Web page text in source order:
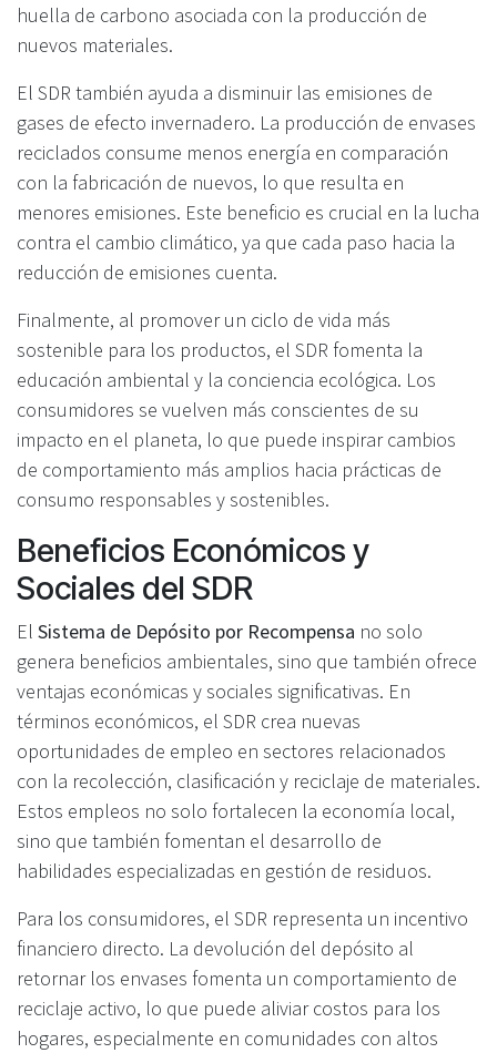
huella de carbono asociada con la producción de
nuevos materiales.
El SDR también ayuda a disminuir las emisiones de
gases de efecto invernadero. La producción de envases
reciclados consume menos energía en comparación
con la fabricación de nuevos, lo que resulta en
menores emisiones. Este beneficio es crucial en la lucha
contra el cambio climático, ya que cada paso hacia la
reducción de emisiones cuenta.
Finalmente, al promover un ciclo de vida más
sostenible para los productos, el SDR fomenta la
educación ambiental y la conciencia ecológica. Los
consumidores se vuelven más conscientes de su
impacto en el planeta, lo que puede inspirar cambios
de comportamiento más amplios hacia prácticas de
consumo responsables y sostenibles.
Beneficios Económicos y
Sociales del SDR
El Sistema de Depósito por Recompensa no solo
genera beneficios ambientales, sino que también ofrece
ventajas económicas y sociales significativas. En
términos económicos, el SDR crea nuevas
oportunidades de empleo en sectores relacionados
con la recolección, clasificación y reciclaje de materiales.
Estos empleos no solo fortalecen la economía local,
sino que también fomentan el desarrollo de
habilidades especializadas en gestión de residuos.
Para los consumidores, el SDR representa un incentivo
financiero directo. La devolución del depósito al
retornar los envases fomenta un comportamiento de
reciclaje activo, lo que puede aliviar costos para los
hogares, especialmente en comunidades con altos